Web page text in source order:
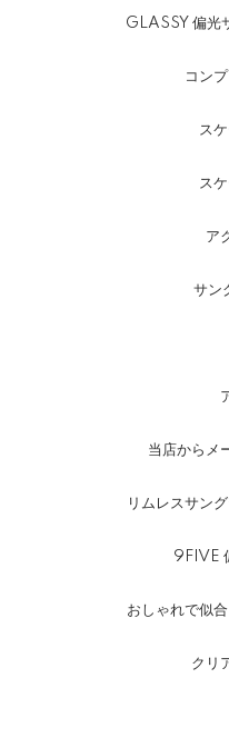
GLASSY 偏光
コン
ス
ス
ア
サン
当店からメ
リムレスサン
9FIVE
おしゃれで似
クリ